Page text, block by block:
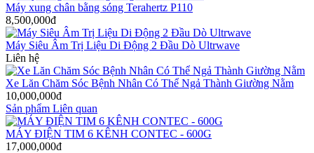
Máy xung chân bằng sóng Terahertz P110
8,500,000đ
Máy Siêu Âm Trị Liệu Di Động 2 Đầu Dò Ultrwave
Liên hệ
Xe Lăn Chăm Sóc Bệnh Nhân Có Thể Ngả Thành Giường Nằm
10,000,000đ
Sản phẩm Liên quan
MÁY ĐIỆN TIM 6 KÊNH CONTEC - 600G
17,000,000đ